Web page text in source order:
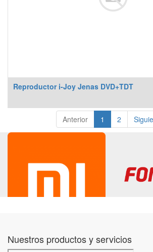
Reproductor i-Joy Jenas DVD+TDT
Anterior 1 2
Nuestros productos y servicios